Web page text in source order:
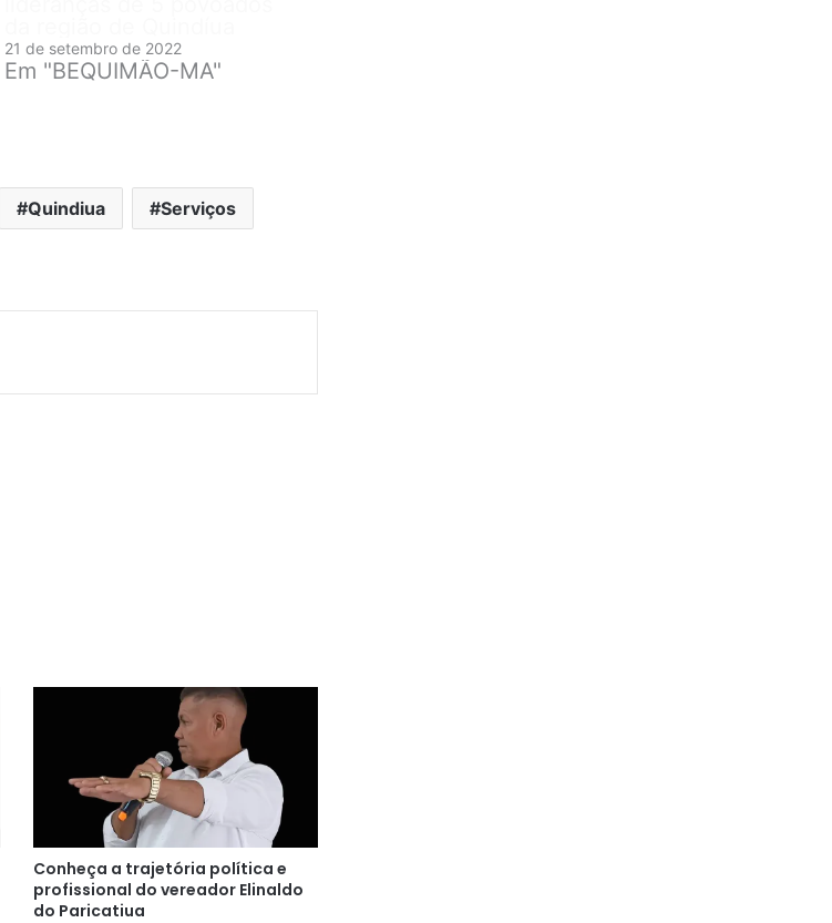
21 de setembro de 2022
Em "BEQUIMÃO-MA"
Quindiua Serviços
Conheça a trajetória política e
profissional do vereador Elinaldo
do Paricatiua